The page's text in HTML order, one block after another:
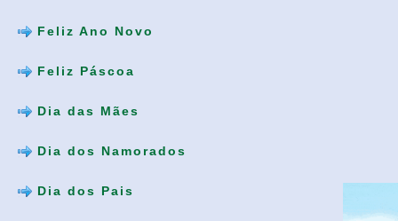
Feliz Ano Novo
Feliz Páscoa
Dia das Mães
Dia dos Namorados
Dia dos Pais